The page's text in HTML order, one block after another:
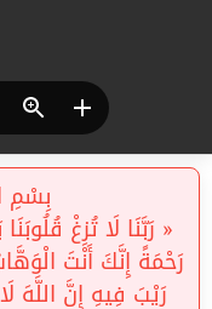
بِسْمِ
« رَبَّنَا لَا تُزِغْ
رَيْبَ فِيهِ إِنَّ اللَّهَ لَا يُخْلِفُ